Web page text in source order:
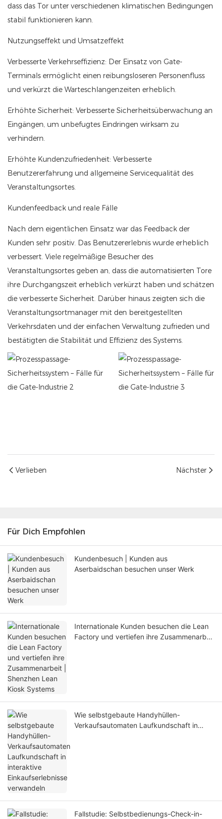
dass das Tor unter verschiedenen klimatischen Bedingungen
stabil funktionieren kann.
Nutzungseffekt und Umsatzeffekt
Verbesserte Verkehrseffizienz: Der Einsatz von Gate-
Terminals ermöglicht einen reibungsloseren Personenfluss
und verkürzt die Warteschlangenzeiten erheblich.
Erhöhte Sicherheit: Verbesserte Sicherheitsüberwachung an
Eingängen, um unbefugtes Eindringen wirksam zu
verhindern.
Erhöhte Kundenzufriedenheit: Verbesserte
Benutzererfahrung und allgemeine Servicequalität des
Veranstaltungsortes.
Kundenfeedback und reale Fälle
Nach dem eigentlichen Einsatz war das Feedback der
Kunden sehr positiv. Das Benutzererlebnis wurde erheblich
verbessert. Viele regelmäßige Besucher des
Veranstaltungsortes geben an, dass die automatisierten Tore
ihre Durchgangszeit erheblich verkürzt haben und schätzen
die verbesserte Sicherheit. Darüber hinaus zeigten sich die
Veranstaltungsortmanager mit den bereitgestellten
Verkehrsdaten und der einfachen Verwaltung zufrieden und
bestätigten die Stabilität und Effizienz des Systems.
Verlieben Nächster
Für Dich Empfohlen
Kundenbesuch | Kunden aus
Aserbaidschan besuchen unser Werk
Internationale Kunden besuchen die Lean
Factory und vertiefen ihre Zusammenarbeit
Wie selbstgebaute Handyhüllen-
Verkaufsautomaten Laufkundschaft in
Fallstudie: Selbstbedienungs-Check-in-